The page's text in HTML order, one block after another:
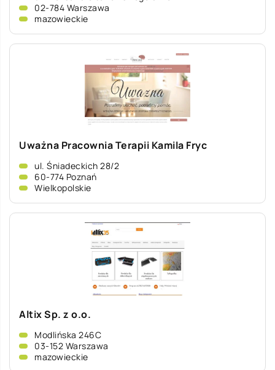
02-784 Warszawa
mazowieckie
Uważna Pracownia Terapii Kamila Fryc
ul. Śniadeckich 28/2
60-774 Poznań
Wielkopolskie
Altix Sp. z o.o.
Modlińska 246C
03-152 Warszawa
mazowieckie